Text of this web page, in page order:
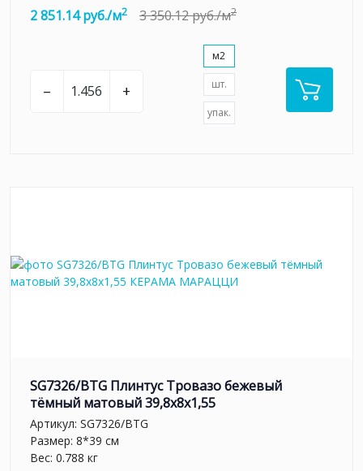
2 851.14 руб./м2 3 350.12 руб./м2
– +
м2
шт.
упак.
SG7326/BTG Плинтус Тровазо бежевый
тёмный матовый 39,8x8x1,55
Артикул: SG7326/BTG
Размер: 8*39 см
Вес: 0.788 кг